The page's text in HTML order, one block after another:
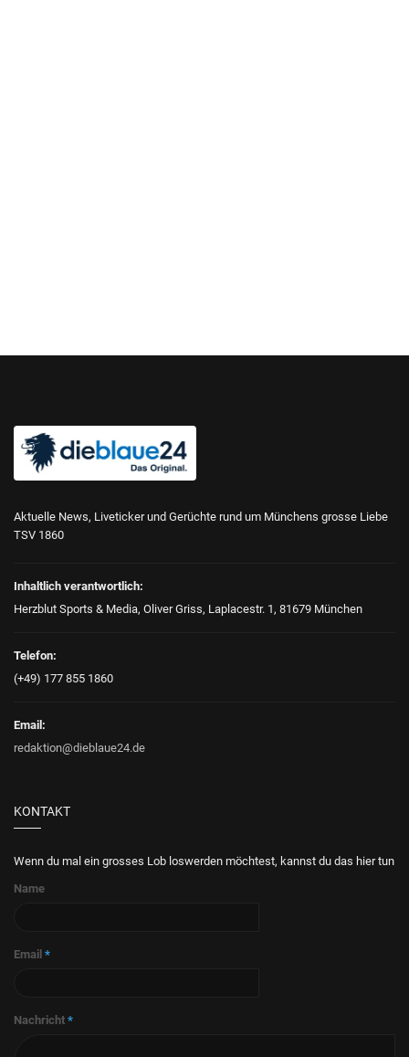
Aktuelle News, Liveticker und Gerüchte rund um Münchens grosse Liebe
TSV 1860
Inhaltlich verantwortlich:
Herzblut Sports & Media, Oliver Griss, Laplacestr. 1, 81679 München
Telefon:
(+49) 177 855 1860
Email:
redaktion@dieblaue24.de
KONTAKT
Wenn du mal ein grosses Lob loswerden möchtest, kannst du das hier tun
Name
Email *
Nachricht *